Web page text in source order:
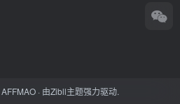
AFFMAO· 由Zibll主题强力驱动.